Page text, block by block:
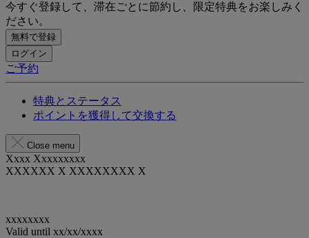
今すぐ登録して、滞在ごとに節約し、限定特典をお楽しみく
ださい。
無料で登録
ログイン
ご予約
特典とステータス
ポイントを獲得して交換する
Close menu
Xxxx Xxxxxxxxx
XXXXXX X XXXXXXXX X
xxxxxxxx
Valid until xx/xx/xxxx